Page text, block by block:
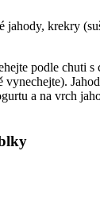
jahody, krekry
podle chuti
vynechejte).
a na vrch